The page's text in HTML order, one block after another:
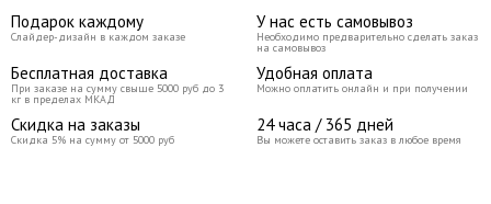
Подарок каждому
Слайдер-дизайн в каждом заказе
У нас есть самовывоз
Необходимо предварительно сделать заказ
на самовывоз
Бесплатная доставка
При заказе на сумму свыше 5000 руб до 3
кг в пределах МКАД
Удобная оплата
Можно оплатить онлайн и при получении
Скидка на заказы
Скидка 5% на сумму от 5000 руб
24 часа / 365 дней
Вы можете оставить заказ в любое время